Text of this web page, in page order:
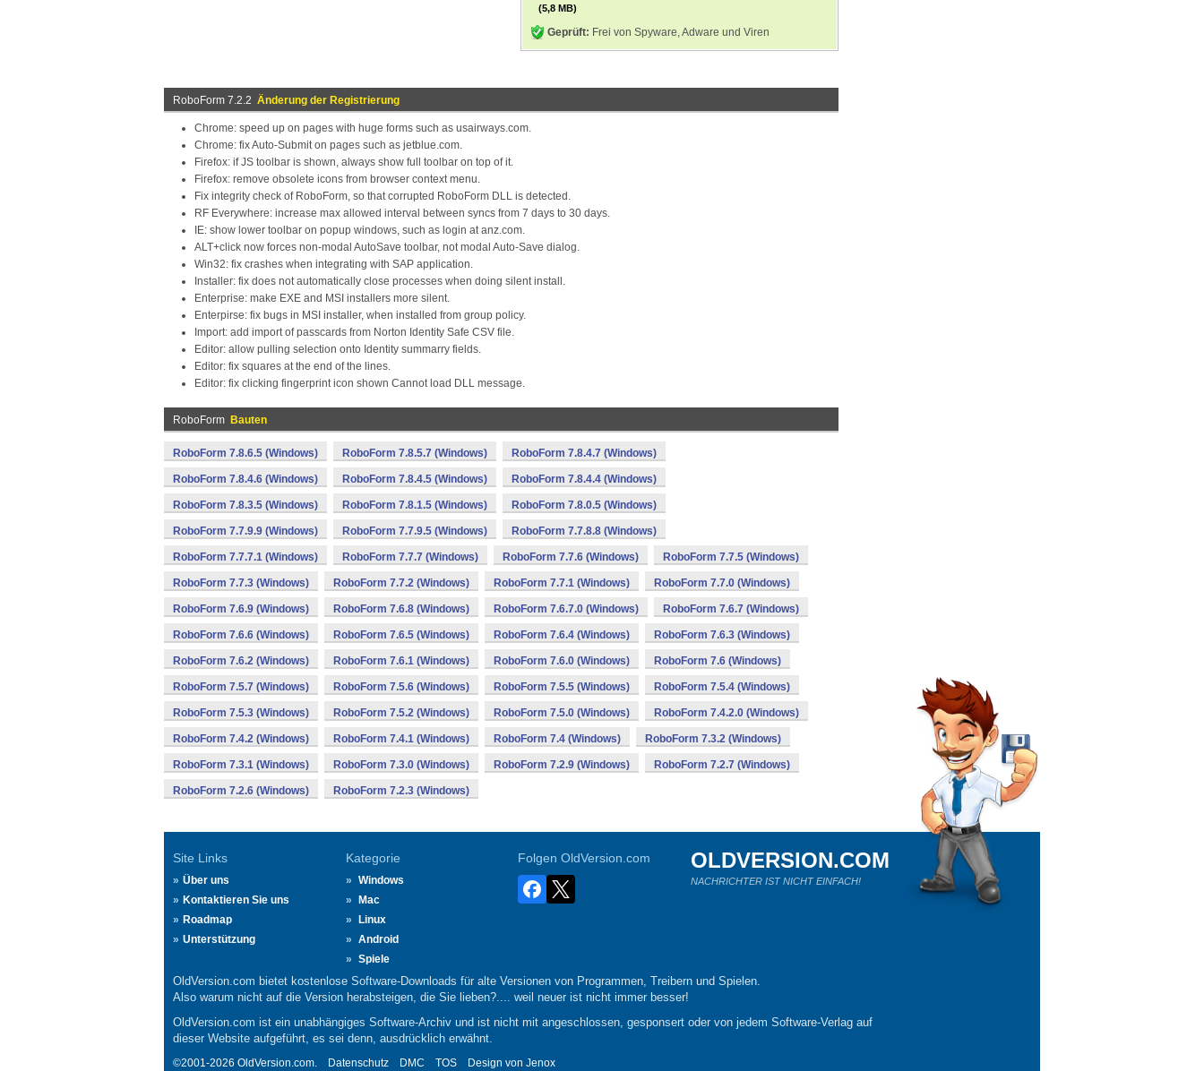
(5,8 MB)
Geprüft: Frei von Spyware, Adware und Viren
RoboForm 7.2.2 Änderung der Registrierung
Chrome: speed up on pages with huge forms such as usairways.com.
Chrome: fix Auto-Submit on pages such as jetblue.com.
Firefox: if JS toolbar is shown, always show full toolbar on top of it.
Firefox: remove obsolete icons from browser context menu.
Fix integrity check of RoboForm, so that corrupted RoboForm DLL is detected.
RF Everywhere: increase max allowed interval between syncs from 7 days to 30 days.
IE: show lower toolbar on popup windows, such as login at anz.com.
ALT+click now forces non-modal AutoSave toolbar, not modal Auto-Save dialog.
Win32: fix crashes when integrating with SAP application.
Installer: fix does not automatically close processes when doing silent install.
Enterprise: make EXE and MSI installers more silent.
Enterpirse: fix bugs in MSI installer, when installed from group policy.
Import: add import of passcards from Norton Identity Safe CSV file.
Editor: allow pulling selection onto Identity summarry fields.
Editor: fix squares at the end of the lines.
Editor: fix clicking fingerprint icon shown Cannot load DLL message.
RoboForm Bauten
RoboForm 7.8.6.5 (Windows) RoboForm 7.8.5.7 (Windows) RoboForm 7.8.4.7 (Windows)
RoboForm 7.8.4.6 (Windows) RoboForm 7.8.4.5 (Windows) RoboForm 7.8.4.4 (Windows)
RoboForm 7.8.3.5 (Windows) RoboForm 7.8.1.5 (Windows) RoboForm 7.8.0.5 (Windows)
RoboForm 7.7.9.9 (Windows) RoboForm 7.7.9.5 (Windows) RoboForm 7.7.8.8 (Windows)
RoboForm 7.7.7.1 (Windows) RoboForm 7.7.7 (Windows) RoboForm 7.7.6 (Windows) RoboForm 7.7.5 (Windows)
RoboForm 7.7.3 (Windows) RoboForm 7.7.2 (Windows) RoboForm 7.7.1 (Windows) RoboForm 7.7.0 (Windows)
RoboForm 7.6.9 (Windows) RoboForm 7.6.8 (Windows) RoboForm 7.6.7.0 (Windows) RoboForm 7.6.7 (Windows)
RoboForm 7.6.6 (Windows) RoboForm 7.6.5 (Windows) RoboForm 7.6.4 (Windows) RoboForm 7.6.3 (Windows)
RoboForm 7.6.2 (Windows) RoboForm 7.6.1 (Windows) RoboForm 7.6.0 (Windows) RoboForm 7.6 (Windows)
RoboForm 7.5.7 (Windows) RoboForm 7.5.6 (Windows) RoboForm 7.5.5 (Windows) RoboForm 7.5.4 (Windows)
RoboForm 7.5.3 (Windows) RoboForm 7.5.2 (Windows) RoboForm 7.5.0 (Windows) RoboForm 7.4.2.0 (Windows)
RoboForm 7.4.2 (Windows) RoboForm 7.4.1 (Windows) RoboForm 7.4 (Windows) RoboForm 7.3.2 (Windows)
RoboForm 7.3.1 (Windows) RoboForm 7.3.0 (Windows) RoboForm 7.2.9 (Windows) RoboForm 7.2.7 (Windows)
RoboForm 7.2.6 (Windows) RoboForm 7.2.3 (Windows)
Site Links
Über uns
Kontaktieren Sie uns
Roadmap
Unterstützung
Kategorie
Windows
Mac
Linux
Android
Spiele
Folgen OldVersion.com OLDVERSION.COM
NACHRICHTER IST NICHT EINFACH!
OldVersion.com bietet kostenlose Software-Downloads für alte Versionen von Programmen, Treibern und Spielen.
Also warum nicht auf die Version herabsteigen, die Sie lieben?.... weil neuer ist nicht immer besser!
OldVersion.com ist ein unabhängiges Software-Archiv und ist nicht mit angeschlossen, gesponsert oder von jedem Software-Verlag auf
dieser Website aufgeführt, es sei denn, ausdrücklich erwähnt.
©2001-2026 OldVersion.com. Datenschutz DMC TOS Design von Jenox